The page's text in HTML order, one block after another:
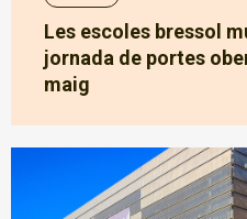
Les escoles bressol
jornada de portes
maig